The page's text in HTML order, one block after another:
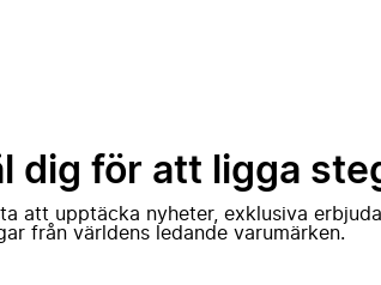
dig för att ligga
att upptäcka nyheter, exklusiva
från världens ledande varumärken.